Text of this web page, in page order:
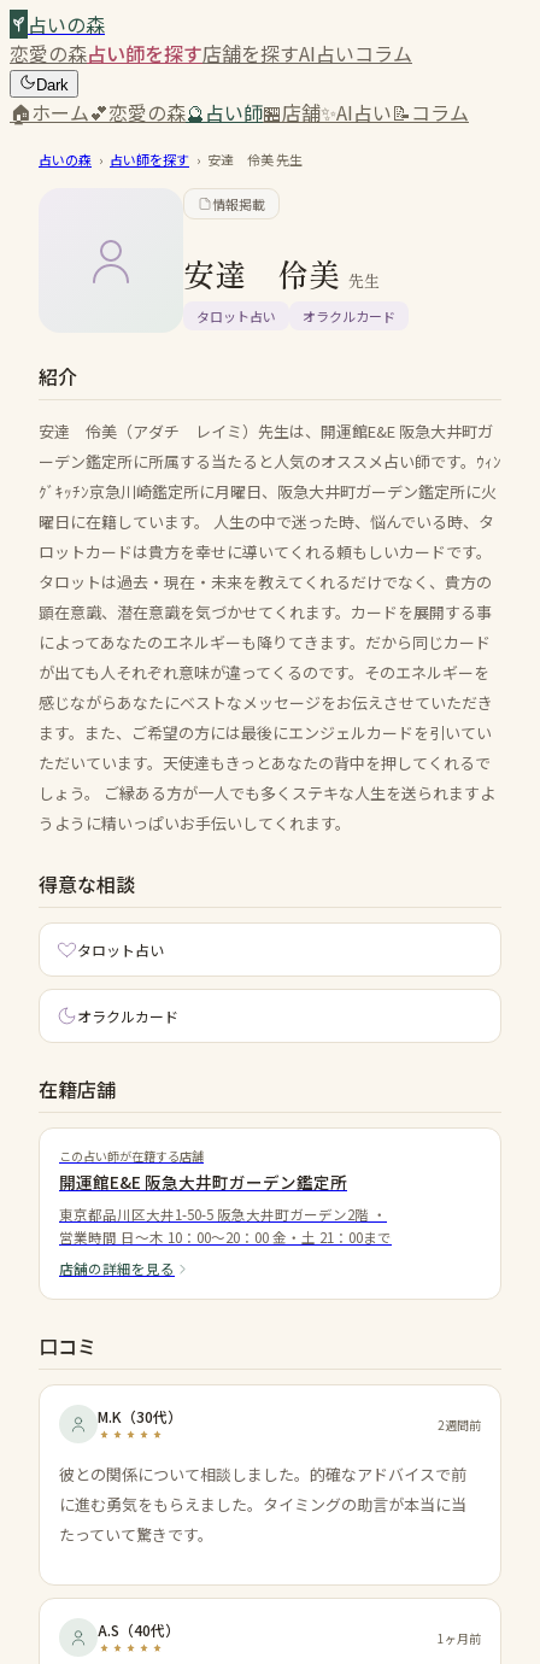
占いの森
恋愛の森占い師を探す店舗を探すAI占いコラム
Dark
🏠ホーム💕恋愛の森🔮占い師🏪店舗✨AI占い📝コラム
占いの森 › 占い師を探す › 安達 伶美先生
情報掲載
安達 伶美 先生
タロット占い オラクルカード
紹介
安達 伶美（アダチ レイミ）先生は、開運館E&E 阪急大井町ガ
ーデン鑑定所に所属する当たると人気のオススメ占い師です。ｳｨﾝ
ｸﾞｷｯﾁﾝ京急川崎鑑定所に月曜日、阪急大井町ガーデン鑑定所に火
曜日に在籍しています。 人生の中で迷った時、悩んでいる時、タ
ロットカードは貴方を幸せに導いてくれる頼もしいカードです。
タロットは過去・現在・未来を教えてくれるだけでなく、貴方の
顕在意識、潜在意識を気づかせてくれます。カードを展開する事
によってあなたのエネルギーも降りてきます。だから同じカード
が出ても人それぞれ意味が違ってくるのです。そのエネルギーを
感じながらあなたにベストなメッセージをお伝えさせていただき
ます。また、ご希望の方には最後にエンジェルカードを引いてい
ただいています。天使達もきっとあなたの背中を押してくれるで
しょう。 ご縁ある方が一人でも多くステキな人生を送られますよ
うように精いっぱいお手伝いしてくれます。
得意な相談
タロット占い
オラクルカード
在籍店舗
この占い師が在籍する店舗
開運館E&E 阪急大井町ガーデン鑑定所
東京都品川区大井1-50-5 阪急大井町ガーデン2階 ・
営業時間 日～木 10：00～20：00 金・土 21：00まで
店舗の詳細を見る
口コミ
M.K （30代） 2週間前
彼との関係について相談しました。的確なアドバイスで前
に進む勇気をもらえました。タイミングの助言が本当に当
たっていて驚きです。
A.S （40代） 1ヶ月前